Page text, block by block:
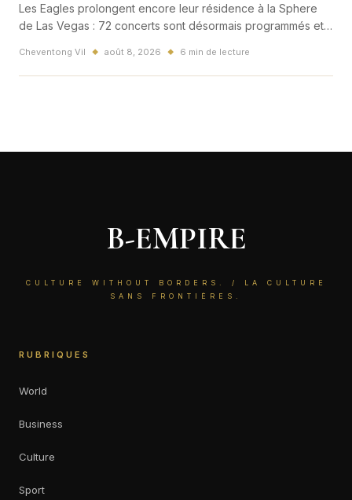
Les Eagles prolongent encore leur résidence à la Sphere
de Las Vegas : 72 concerts sont désormais programmés et
Derrière le triomphe de Hotel California, un nouveau modèle
mondial du spectacle vivant s’impose.
Cheventong Vil ◆ août 8, 2026 ◆ 6 min de lecture
B-EMPIRE
CULTURE WITHOUT BORDERS. / LA CULTURE
SANS FRONTIÈRES.
RUBRIQUES
World
Business
Culture
Sport